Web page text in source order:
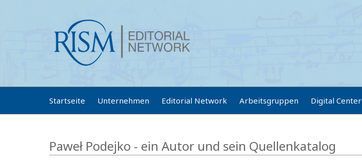
Startseite Unternehmen Editorial Network Arbeitsgruppen Digital Center
Paweł Podejko - ein Autor und sein Quellenkatalog